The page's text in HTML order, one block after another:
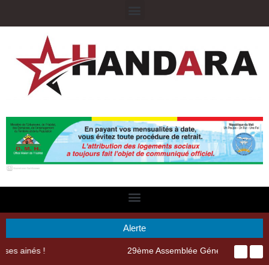
Alerte
29ème Assemblée Générale Ordinaire de l’Union Nyèsigiso : L’encours total des dépôts des membres passé de 18 milliards en 2024 à 21 milliards en 2025